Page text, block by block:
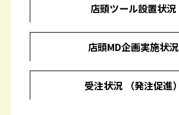
店頭ツール設置状況
店頭MD企画実施状況
受注状況 （発注促進）